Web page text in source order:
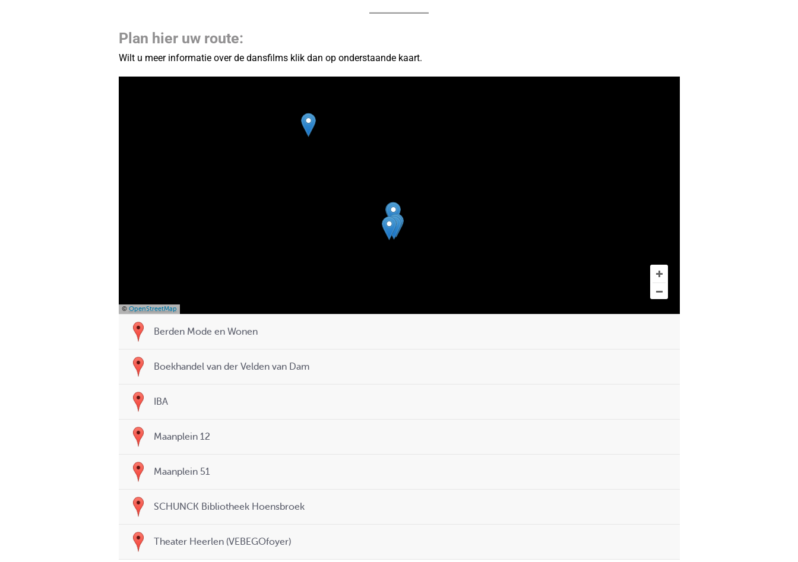
Plan hier uw route:
Wilt u meer informatie over de dansfilms klik dan op onderstaande kaart.
© OpenStreetMap
Berden Mode en Wonen
Boekhandel van der Velden van Dam
IBA
Maanplein 12
Maanplein 51
SCHUNCK Bibliotheek Hoensbroek
Theater Heerlen (VEBEGOfoyer)